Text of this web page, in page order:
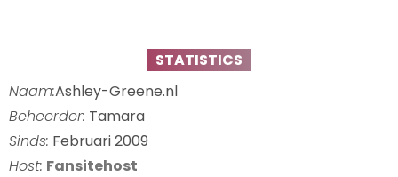
STATISTICS
Naam:Ashley-Greene.nl
Beheerder: Tamara
Sinds: Februari 2009
Host: Fansitehost